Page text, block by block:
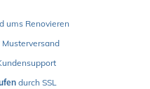
ums Renovieren
Musterversand
durch SSL